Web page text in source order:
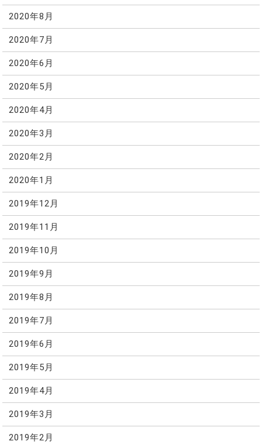
2020年8月
2020年7月
2020年6月
2020年5月
2020年4月
2020年3月
2020年2月
2020年1月
2019年12月
2019年11月
2019年10月
2019年9月
2019年8月
2019年7月
2019年6月
2019年5月
2019年4月
2019年3月
2019年2月